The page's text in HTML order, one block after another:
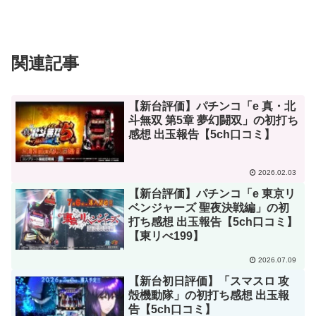
関連記事
【新台評価】パチンコ「e 真・北
斗無双 第5章 夢幻闘双」の初打ち
感想 出玉報告【5ch口コミ】
2026.02.03
【新台評価】パチンコ「e 東京リ
ベンジャーズ 聖夜決戦編」の初
打ち感想 出玉報告【5ch口コミ】
【東リべ199】
2026.07.09
【新台初日評価】「スマスロ 攻
殻機動隊」の初打ち感想 出玉報
告【5ch口コミ】